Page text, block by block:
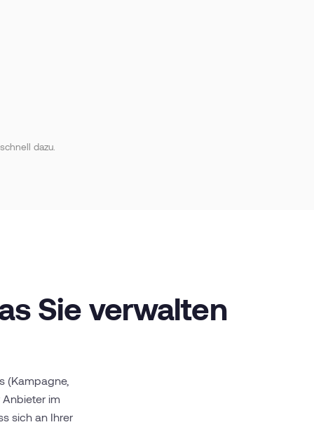
dazu.
Sie verwalten
(Kampagne,
im
sich an Ihrer